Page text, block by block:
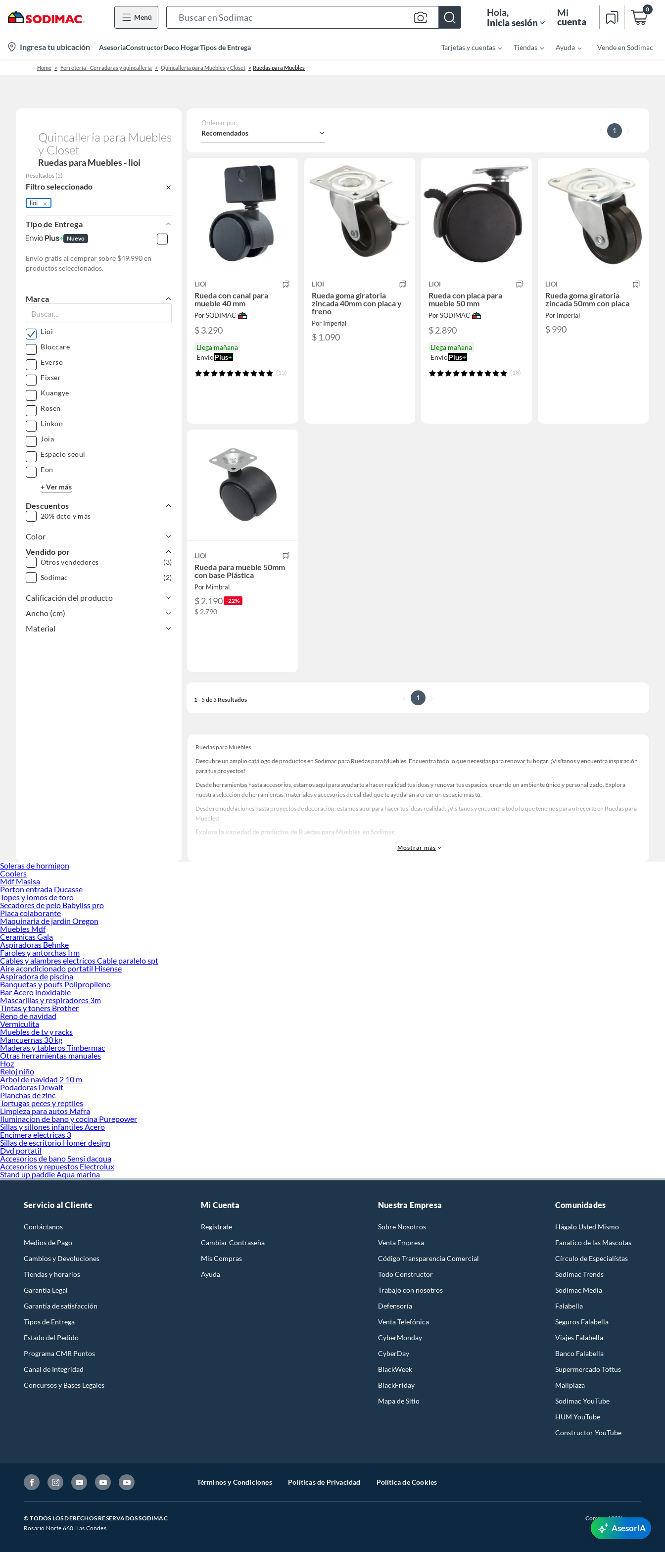
Menú
Bar
Hola,
Inicia sesión
Mi
cuenta
0
location-
icon
Ingresa tu ubicación AsesoríaConstructorDeco HogarTipos de Entrega Tarjetas y cuentas Tiendas Ayuda Vende en Sodimac
Home Ferretería - Cerraduras y quincallería Quincallería para Muebles y Closet Ruedas para Muebles
Quincallería para Muebles
y Closet
Ruedas para Muebles - lioi
Resultados (5)
Filtro seleccionado
lioi
Tipo de Entrega
Nuevo
Envío gratis al comprar sobre $49.990 en
productos seleccionados.
Marca
Lioi
Bloccare
Everso
Fixser
Kuangye
Rosen
Linkon
Joia
Espacio seoul
Eon
+ Ver más
Descuentos
20% dcto y más
Color
Vendido por
Otros vendedores
(3)
Sodimac
(2)
Calificación del producto
Ancho (cm)
Material
Ordenar por:
Recomendados 1
LIOI
Rueda con canal para
mueble 40 mm
Por SODIMAC
$ 3.290
Llega mañana
EnvíoPlus+
(15)
LIOI
Rueda goma giratoria
zincada 40mm con placa y
freno
Por Imperial
$ 1.090
LIOI
Rueda con placa para
mueble 50 mm
Por SODIMAC
$ 2.890
Llega mañana
EnvíoPlus+
(18)
LIOI
Rueda goma giratoria
zincada 50mm con placa
Por Imperial
$ 990
LIOI
Rueda para mueble 50mm
con base Plástica
Por Mimbral
$ 2.190 -22%
$ 2.790
1 - 5 de 5 Resultados 1
Ruedas para Muebles
Descubre un amplio catálogo de productos en Sodimac para Ruedas para Muebles. Encuentra todo lo que necesitas para renovar tu hogar. ¡Visítanos y encuentra inspiración
para tus proyectos!
Desde herramientas hasta accesorios, estamos aquí para ayudarte a hacer realidad tus ideas y renovar tus espacios, creando un ambiente único y personalizado. Explora
nuestra selección de herramientas, materiales y accesorios de calidad que te ayudarán a crear un espacio más tú.
Desde remodelaciones hasta proyectos de decoración, estamos aquí para hacer tus ideas realidad. ¡Visítanos y encuentra todo lo que tenemos para ofrecerte en Ruedas para
Muebles!
Explora la variedad de productos de Ruedas para Muebles en Sodimac
Herramientas, materiales y accesorios de calidad para tus proyectos y renovación de espacios. ¡Visítanos y descubre todo lo que tenemos para ofrecerte!
Mostrar más
Soleras de hormigon
Coolers
Mdf Masisa
Porton entrada Ducasse
Topes y lomos de toro
Secadores de pelo Babyliss pro
Placa colaborante
Maquinaria de jardin Oregon
Muebles Mdf
Ceramicas Gala
Aspiradoras Behnke
Faroles y antorchas Irm
Cables y alambres electricos Cable paralelo spt
Aire acondicionado portatil Hisense
Aspiradora de piscina
Banquetas y poufs Polipropileno
Bar Acero inoxidable
Mascarillas y respiradores 3m
Tintas y toners Brother
Reno de navidad
Vermiculita
Muebles de tv y racks
Mancuernas 30 kg
Maderas y tableros Timbermac
Otras herramientas manuales
Hoz
Reloj niño
Arbol de navidad 2 10 m
Podadoras Dewalt
Planchas de zinc
Tortugas peces y reptiles
Limpieza para autos Mafra
Iluminacion de bano y cocina Purepower
Sillas y sillones infantiles Acero
Encimera electricas 3
Sillas de escritorio Homer design
Dvd portatil
Accesorios de bano Sensi dacqua
Accesorios y repuestos Electrolux
Stand up paddle Aqua marina
Servicio al Cliente
Contáctanos
Medios de Pago
Cambios y Devoluciones
Tiendas y horarios
Garantía Legal
Garantía de satisfacción
Tipos de Entrega
Estado del Pedido
Programa CMR Puntos
Canal de Integridad
Concursos y Bases Legales
Mi Cuenta
Registrate
Cambiar Contraseña
Mis Compras
Ayuda
Nuestra Empresa
Sobre Nosotros
Venta Empresa
Código Transparencia Comercial
Todo Constructor
Trabajo con nosotros
Defensoría
Venta Telefónica
CyberMonday
CyberDay
BlackWeek
BlackFriday
Mapa de Sitio
Comunidades
Hágalo Usted Mismo
Fanatico de las Mascotas
Círculo de Especialístas
Sodimac Trends
Sodimac Media
Falabella
Seguros Falabella
Viajes Falabella
Banco Falabella
Supermercado Tottus
Mallplaza
Sodimac YouTube
HUM YouTube
Constructor YouTube
Términos y Condiciones Políticas de Privacidad Política de Cookies
© TODOS LOS DERECHOS RESERVADOS SODIMAC
Rosario Norte 660. Las Condes
Compra 100% segura
AsesorIA